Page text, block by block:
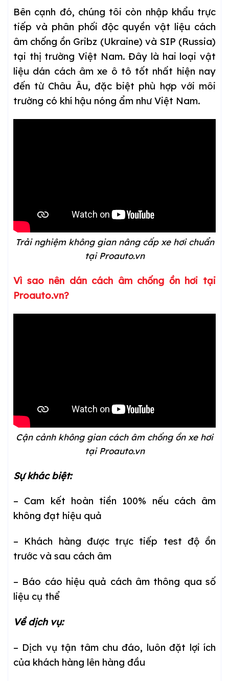
Bên cạnh đó, chúng tôi còn nhập khẩu trực
tiếp và phân phối độc quyền vật liệu cách
âm chống ồn Gribz (Ukraine) và SIP (Russia)
tại thị trường Việt Nam. Đây là hai loại vật
liệu dán cách âm xe ô tô tốt nhất hiện nay
đến từ Châu Âu, đặc biệt phù hợp với môi
trường có khí hậu nóng ẩm như Việt Nam.
Trải nghiệm không gian nâng cấp xe hơi chuẩn
tại Proauto.vn
Vì sao nên dán cách âm chống ồn hơi tại
Proauto.vn?
Cận cảnh không gian cách âm chống ồn xe hơi
tại Proauto.vn
Sự khác biệt:
– Cam kết hoàn tiền 100% nếu cách âm
không đạt hiệu quả
– Khách hàng được trực tiếp test độ ồn
trước và sau cách âm
– Báo cáo hiệu quả cách âm thông qua số
liệu cụ thể
Về dịch vụ:
– Dịch vụ tận tâm chu đáo, luôn đặt lợi ích
của khách hàng lên hàng đầu